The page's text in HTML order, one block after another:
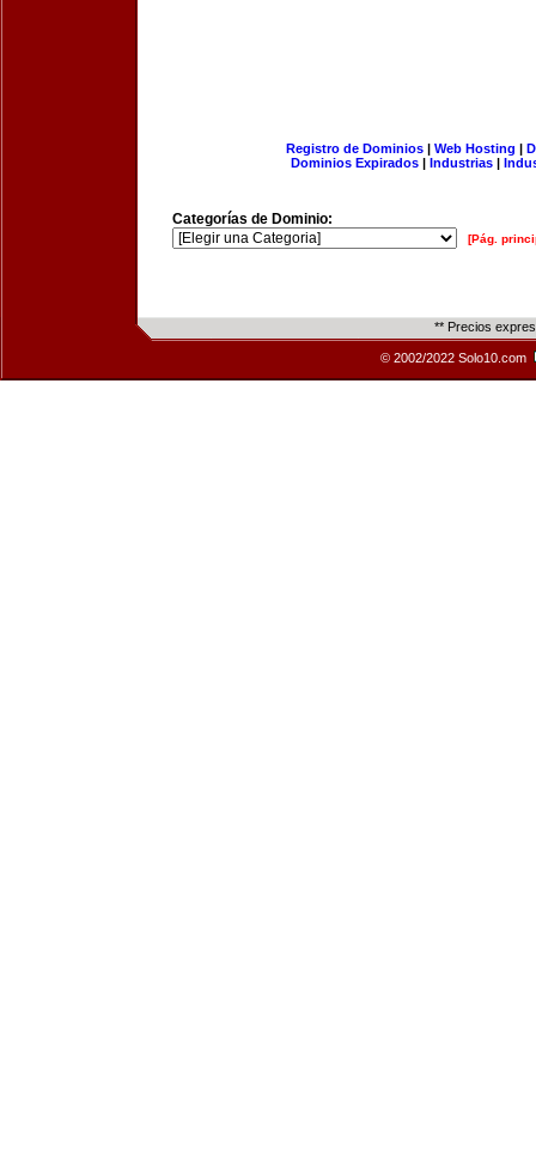
Registro de Dominios| Web Hosting |
Dominios Expirados | Industrias |
Categorías de Dominio:
[Pág.
** Precios
© 2002/2022 Solo10.com